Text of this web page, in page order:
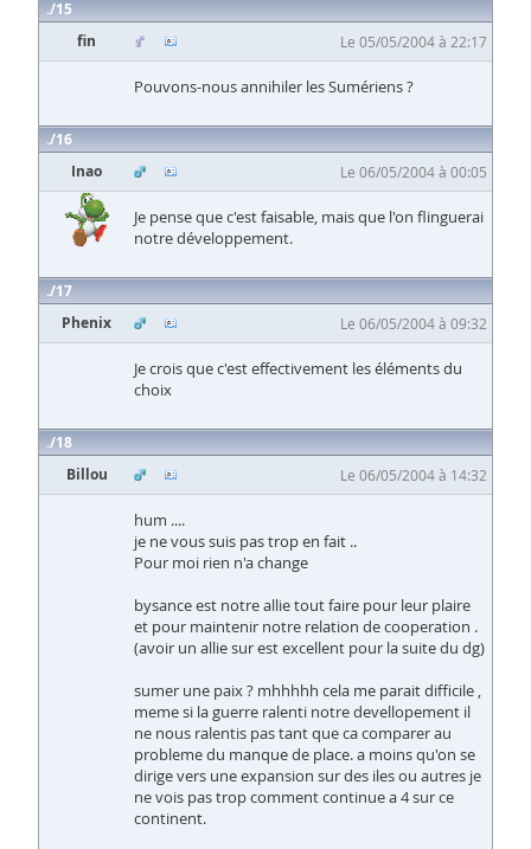
15
fin
Le 05/05/2004 à 22:17
Pouvons-nous annihiler les Sumériens ?
16
Inao
Le 06/05/2004 à 00:05
Je pense que c'est faisable, mais que l'on flinguerai
notre développement.
17
Phenix
Le 06/05/2004 à 09:32
Je crois que c'est effectivement les éléments du
choix
18
Billou
Le 06/05/2004 à 14:32
hum ....
je ne vous suis pas trop en fait ..
Pour moi rien n'a change
bysance est notre allie tout faire pour leur plaire
et pour maintenir notre relation de cooperation .
(avoir un allie sur est excellent pour la suite du dg)
sumer une paix ? mhhhhh cela me parait difficile ,
meme si la guerre ralenti notre devellopement il
ne nous ralentis pas tant que ca comparer au
probleme du manque de place. a moins qu'on se
dirige vers une expansion sur des iles ou autres je
ne vois pas trop comment continue a 4 sur ce
continent.